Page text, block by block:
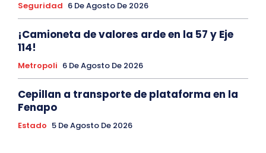
Seguridad 6 De Agosto De 2026
¡Camioneta de valores arde en la 57 y Eje
114!
Metropoli 6 De Agosto De 2026
Cepillan a transporte de plataforma en la
Fenapo
Estado 5 De Agosto De 2026